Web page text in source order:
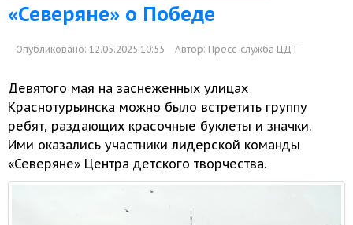
«Северяне» о Победе
Опубликовано: 12.05.2025 10:55 Автор: Пресс-служба ЦДТ
Девятого мая на заснеженных улицах
Краснотурьинска можно было встретить группу
ребят, раздающих красочные буклеты и значки.
Ими оказались участники лидерской команды
«Северяне» Центра детского творчества.